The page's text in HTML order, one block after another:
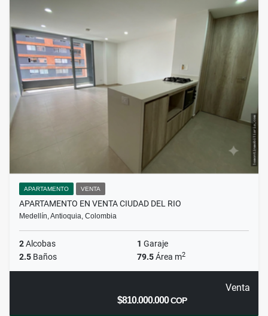
APARTAMENTO VENTA
APARTAMENTO EN VENTA CIUDAD DEL RIO
Medellín, Antioquia, Colombia
2Alcobas 1 Garaje
2.5 Baños 79.5Área m2
Venta
$810.000.000COP